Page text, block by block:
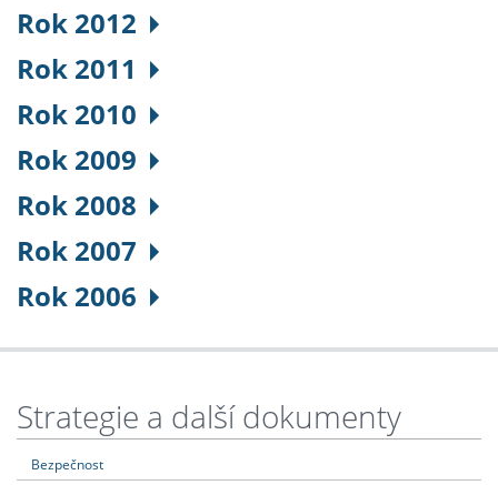
Rok 2012
Rok 2011
Rok 2010
Rok 2009
Rok 2008
Rok 2007
Rok 2006
Strategie a další dokumenty
Bezpečnost